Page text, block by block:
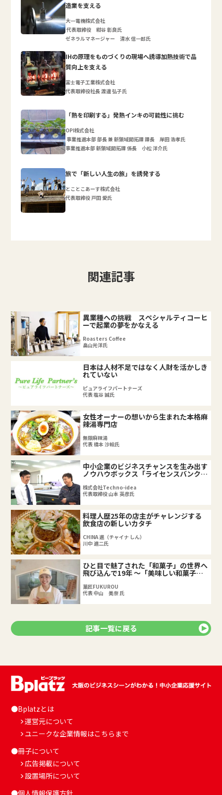
造業を支える
大一電機株式会社
代表取締役 紺谷 彰良氏
ゼネラルマネージャー 清水 信一郎氏
IHの原理をものづくりの現場へ誘導加熱技術で品
質向上を支える
富士電子工業株式会社
代表取締役社長 渡邊 弘子氏
「熱を印刷する」発熱インキの可能性に挑む
OPI株式会社
事業推進本部 部長 兼 新領域開拓課 課長 岸田 浩孝氏
事業推進本部 新領域開拓課 係長 小松 洋介氏
旅で「新しい人生の旅」を誘発する
とことこあーす株式会社
代表取締役 戸田 愛氏
関連記事
異業種への挑戦 スペシャルティコーヒ
ーで起業の夢をかなえる
Roasters Coffee
畠山光洋氏
日本は人材不足ではなく人財を活かしき
れていない
ピュアライフパートナーズ
代表 塩谷 誠氏
女性オーナーの想いから生まれた本格麻
辣湯専門店
無限麻辣湯
代表 橋本 沙絵氏
中小企業のビジネスチャンスを生み出す
ノウハウボックス「ライセンスバンク」
で大企業や世界と勝負する！
株式会社Techno-idea
代表取締役 山本 英彦氏
料理人歴25年の店主がチャレンジする
飲食店の新しいカタチ
CHINA 進（チャイナ しん）
川中 進二氏
ひと目で魅了された「和菓子」の世界へ
飛び込んで19年 ～「美味しい和菓子
で、みんなを幸せにしたい」という思い
を貫いた起業ストーリー
菓匠FUKUROU
代表 中山 美奈 氏
記事一覧に戻る
●Bplatzとは
運営元について
ユニークな企業情報はこちらまで
●冊子について
広告掲載について
設置場所について
●個人情報保護方針